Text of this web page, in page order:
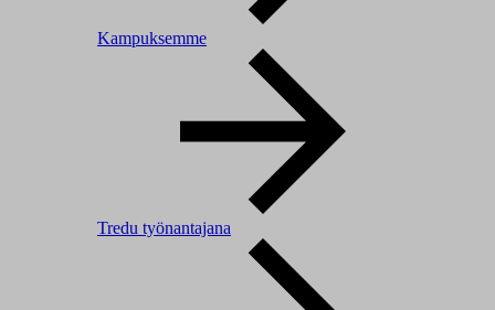
Kampuksemme
Tredu työnantajana